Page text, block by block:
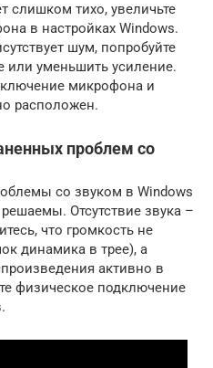
слишком тихо, увеличьте
в настройках Windows.
шум, попробуйте
уменьшить усиление.
микрофона и
расположен.
проблем со
со звуком в Windows
Отсутствие звука –
что громкость не
динамика в трее), а
активно в
физическое подключение